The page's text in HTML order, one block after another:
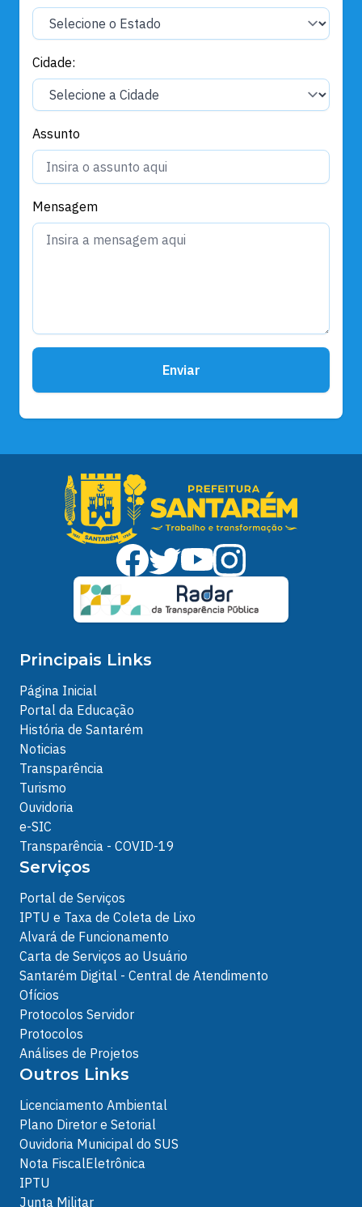
Cidade:
Assunto
Mensagem
Enviar
Principais Links
Página Inicial
Portal da Educação
História de Santarém
Noticias
Transparência
Turismo
Ouvidoria
e-SIC
Transparência - COVID-19
Serviços
Portal de Serviços
IPTU e Taxa de Coleta de Lixo
Alvará de Funcionamento
Carta de Serviços ao Usuário
Santarém Digital - Central de Atendimento
Ofícios
Protocolos Servidor
Protocolos
Análises de Projetos
Outros Links
Licenciamento Ambiental
Plano Diretor e Setorial
Ouvidoria Municipal do SUS
Nota FiscalEletrônica
IPTU
Junta Militar